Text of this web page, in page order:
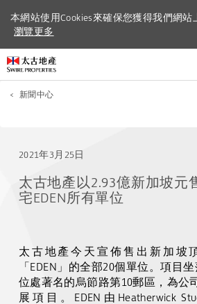
本網站使用Cookies來確保您獲得我們網站
瀏覽更多
本網站使用Cookies來確保您獲得我們網站
瀏覽更多
< 新聞中心
2021年3月25日
太古地產以2.93億新加坡元
宅EDEN所有單位
太古地產今天宣佈售出新加坡
「EDEN 」的全部20個單位。項目
位處著名的烏節路第10郵區，為公
展項目。 EDEN 由 Heatherwick